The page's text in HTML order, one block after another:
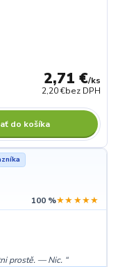
2,71 €/ks
2,20 €bez DPH
do košíka
100 %★★★★★
prostě. — Nic.